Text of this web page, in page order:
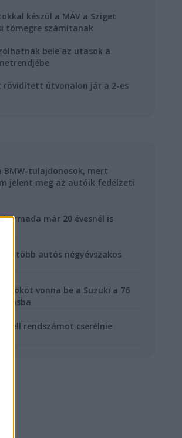
készül a MÁV a Sziget
tömegre számítanak
bele az utasok a
rövidített útvonalon jár a 2-es
BMW-tulajdonosok, mert
jelent meg az autóik fedélzeti
már 20 évesnél is
több autós négyévszakos
vonna be a Suzuki a 76
kell rendszámot cserélnie